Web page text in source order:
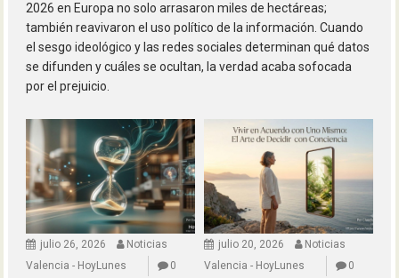
2026 en Europa no solo arrasaron miles de hectáreas;
también reavivaron el uso político de la información. Cuando
el sesgo ideológico y las redes sociales determinan qué datos
se difunden y cuáles se ocultan, la verdad acaba sofocada
por el prejuicio.
julio 26, 2026
Noticias
Valencia - HoyLunes
0
julio 20, 2026
Noticias
Valencia - HoyLunes
0